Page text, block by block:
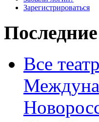
Зарегистрироваться
Все